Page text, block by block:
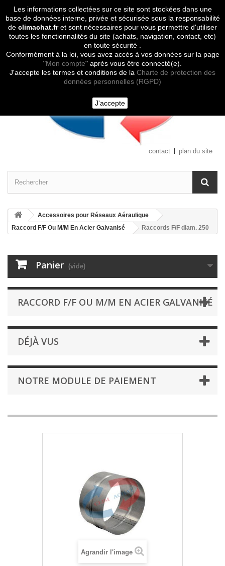
Les informations collectées sur ce site sont stockées dans une
base de données interne, privée et sécurisée sous la responsabilité
de climachat.fret sont nécessaires pour vous permettre d'utiliser
toutes les fonctionnalités du site (achats, navigation, contact, etc)
en toute sécurité .
Conformément à la loi, vous avez accès à vos données sur la page
"Mon compte" après vous être connecté(e).
J'accepte les termes et conditions de la Charte de protection des
données personnelles (RGPD)
J'accepte
Contactez-nous
contact plan du site
Accessoires pour Réseaux Aéraulique
Raccord F/F Ou M/M En Acier Galvanisé
Raccords F/F diam. 250
Panier (vide)
RACCORD F/F OU M/M EN ACIER GALVANISÉ
DÉJÀ VUS
NOTRE MODULE DE PAIEMENT
Agrandir l'image